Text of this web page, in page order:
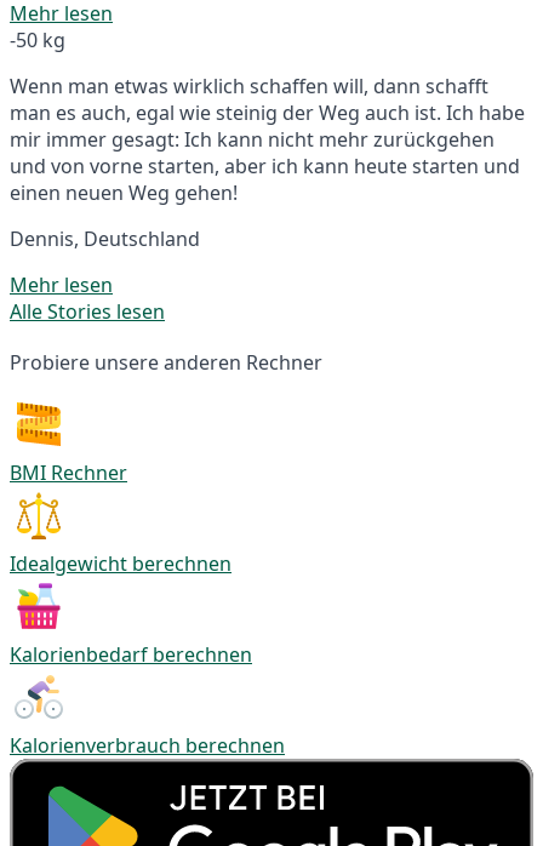
Mehr lesen
-50 kg
Wenn man etwas wirklich schaffen will, dann schafft
man es auch, egal wie steinig der Weg auch ist. Ich habe
mir immer gesagt: Ich kann nicht mehr zurückgehen
und von vorne starten, aber ich kann heute starten und
einen neuen Weg gehen!
Dennis, Deutschland
Mehr lesen
Alle Stories lesen
Probiere unsere anderen Rechner
BMI Rechner
Idealgewicht berechnen
Kalorienbedarf berechnen
Kalorienverbrauch berechnen